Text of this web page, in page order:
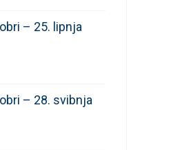
– 25. lipnja
– 28. svibnja